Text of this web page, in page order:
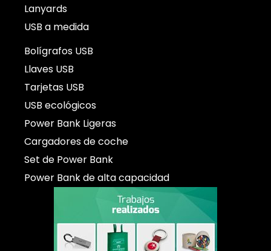
Lanyards
USB a medida
Bolígrafos USB
Llaves USB
Tarjetas USB
USB ecológicos
Power Bank Ligeras
Cargadores de coche
Set de Power Bank
Power Bank de alta capacidad